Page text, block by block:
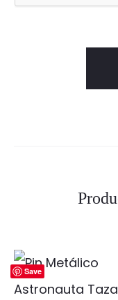
Save